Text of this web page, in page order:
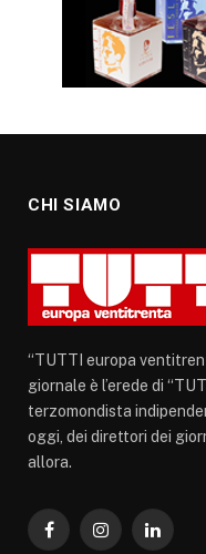
CHI SIAMO
“TUTTI europa
giornale è l’erede di
terzomondista
oggi, dei direttori dei
allora.
FacebookInstagramLinkedIn